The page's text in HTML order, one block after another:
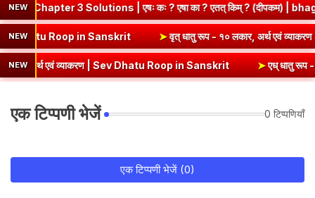
NEW
3 Solutions | एषः कः ? एषा का ? एतत् किम् ? (दीपकम) |
NEW
एवं व्याकरण | Kri Dhatu Roop in Sanskrit ➤वृत् धातु रूप - १० लकार,
NEW
एवं व्याकरण | Sev Dhatu Roop in Sanskrit ➤एध् धातु रूप - १०
एक टिप्पणी भेजें 0 टिप्पणियाँ
एक टिप्पणी भेजें (0)